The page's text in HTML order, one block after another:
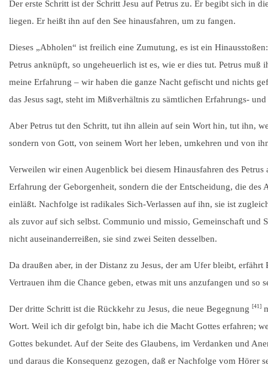
Der erste Schritt ist der Schritt Jesu auf Petrus zu. Er begibt sich in
liegen. Er heißt ihn auf den See hinausfahren, um zu fangen.
Dieses „Abholen“ ist freilich eine Zumutung, es ist ein
Petrus anknüpft, so ungeheuerlich ist es, wie er dies tut. Petrus muß
meine Erfahrung – wir haben die ganze Nacht gefischt und nichts
das Jesus sagt, steht im Mißverhältnis zu sämtlichen Erfahrungs-
Aber Petrus tut den Schritt, tut ihn allein auf sein Wort hin, tut ihn,
sondern von Gott, von seinem Wort her leben, umkehren und von
Verweilen wir einen Augenblick bei diesem Hinausfahren des
Erfahrung der Geborgenheit, sondern die der Entscheidung, die
einläßt. Nachfolge ist radikales Sich-Verlassen auf ihn, sie ist
als zuvor auf sich selbst. Communio und missio, Gemeinschaft und
nicht auseinanderreißen, sie sind zwei Seiten desselben.
Da draußen aber, in der Distanz zu Jesus, der am Ufer bleibt,
Vertrauen ihm die Chance geben, etwas mit uns anzufangen und so
Der dritte Schritt ist die Rückkehr zu Jesus, die neue Begegnung [41]
Wort. Weil ich dir gefolgt bin, habe ich die Macht Gottes erfahren;
Gottes bekundet. Auf der Seite des Glaubens, im Verdanken und
und daraus die Konsequenz gezogen, daß er Nachfolge vom Hörer